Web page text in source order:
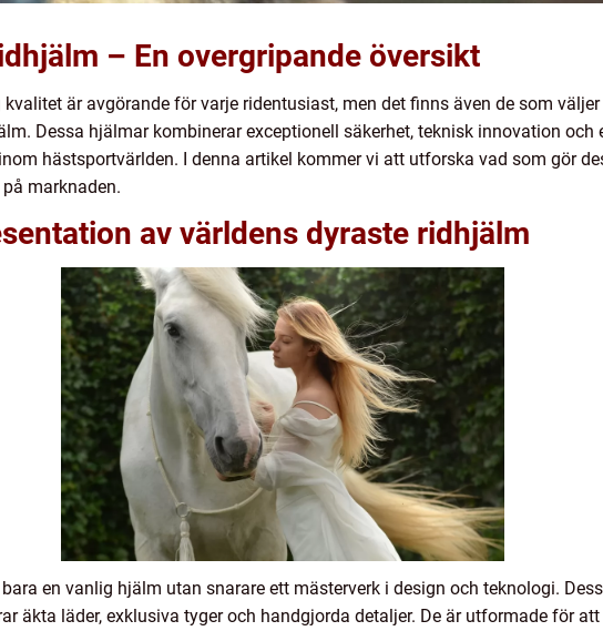
– En overgripande översikt
är avgörande för varje ridentusiast, men det finns även de som
Dessa hjälmar kombinerar exceptionell säkerhet, teknisk innovation och
hästsportvärlden. I denna artikel kommer vi att utforska vad som gör
marknaden.
av världens dyraste ridhjälm
en vanlig hjälm utan snarare ett mästerverk i design och teknologi.
äkta läder, exklusiva tyger och handgjorda detaljer. De är utformade för